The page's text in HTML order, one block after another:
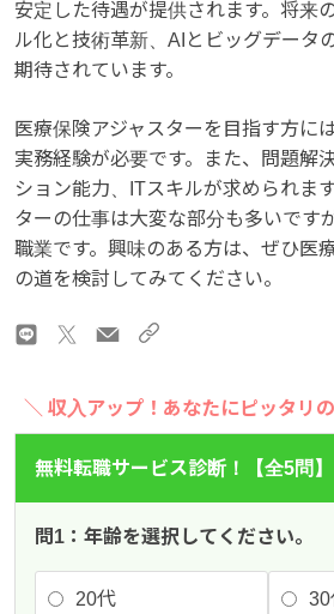
安定した待遇が提供されます。将来
ル化と技術革新、AIとビッグデータ
期待されています。
医療保険アジャスターを目指す方に
実務経験が必要です。また、問題解
ション能力、ITスキルが求められま
ターの仕事は大変な部分も多いです
職業です。興味のある方は、ぜひ医
の道を検討してみてください。
＼ 収入アップ！あなたにピッタリ
無料転職サービス診断！【全5問】
問1：年齢を選択してください。
20代 30